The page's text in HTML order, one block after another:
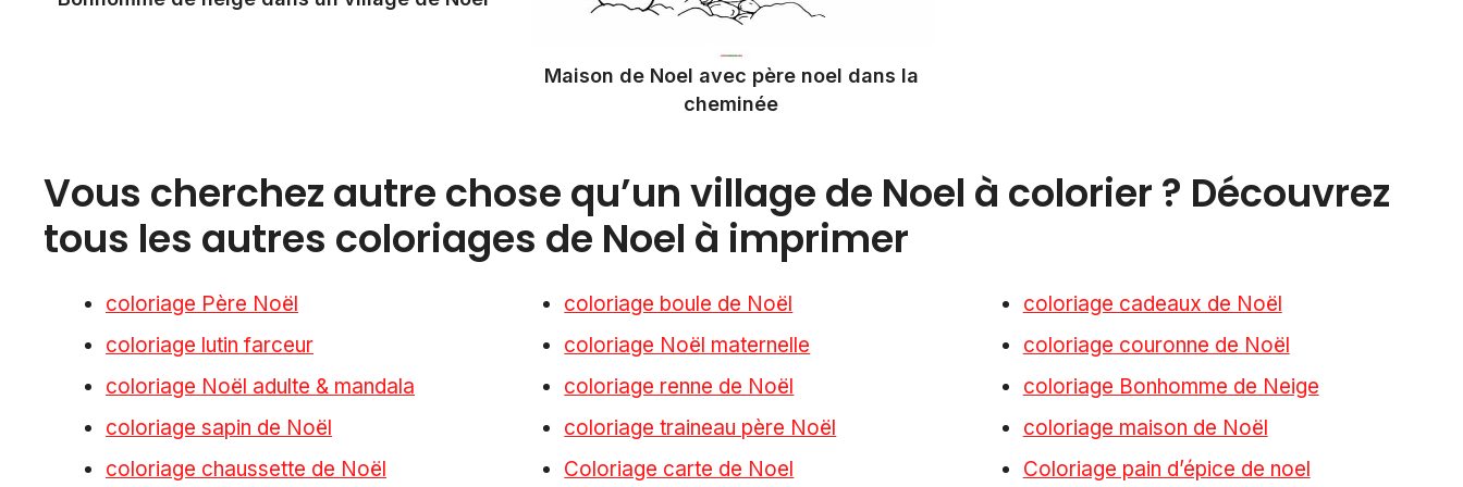
Maison de Noel avec père noel dans la
cheminée
Vous cherchez autre chose qu’un village de Noel à colorier ? Découvrez
tous les autres coloriages de Noel à imprimer
coloriage Père Noël
coloriage lutin farceur
coloriage Noël adulte & mandala
coloriage sapin de Noël
coloriage chaussette de Noël
coloriage boule de Noël
coloriage Noël maternelle
coloriage renne de Noël
coloriage traineau père Noël
Coloriage carte de Noel
coloriage cadeaux de Noël
coloriage couronne de Noël
coloriage Bonhomme de Neige
coloriage maison de Noël
Coloriage pain d’épice de noel